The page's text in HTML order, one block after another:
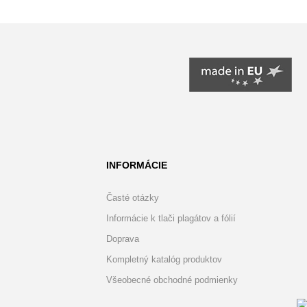
INFORMÁCIE
Časté otázky
Informácie k tlači plagátov a fólií
Doprava
Kompletný katalóg produktov
Všeobecné obchodné podmienky